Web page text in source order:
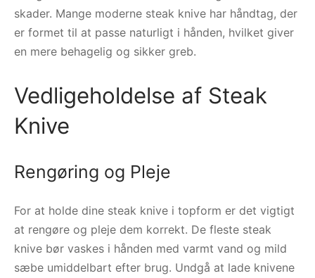
skader. Mange moderne steak knive har håndtag, der
er formet til at passe naturligt i hånden, hvilket giver
en mere behagelig og sikker greb.
Vedligeholdelse af Steak
Knive
Rengøring og Pleje
For at holde dine steak knive i topform er det vigtigt
at rengøre og pleje dem korrekt. De fleste steak
knive bør vaskes i hånden med varmt vand og mild
sæbe umiddelbart efter brug. Undgå at lade knivene